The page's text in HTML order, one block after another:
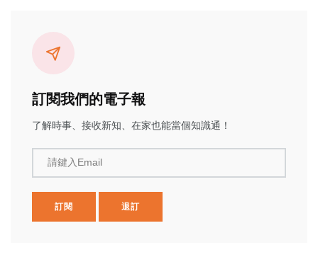
訂閱我們的電子報
了解時事、接收新知、在家也能當個知識通！
請鍵入Email
訂閱 退訂